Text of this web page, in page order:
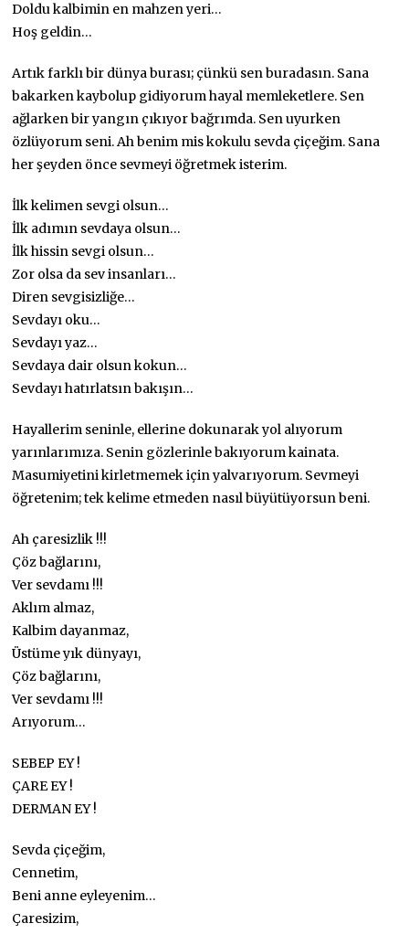
Doldu kalbimin en mahzen yeri…
Hoş geldin…
Artık farklı bir dünya burası; çünkü sen buradasın. Sana
bakarken kaybolup gidiyorum hayal memleketlere. Sen
ağlarken bir yangın çıkıyor bağrımda. Sen uyurken
özlüyorum seni. Ah benim mis kokulu sevda çiçeğim. Sana
her şeyden önce sevmeyi öğretmek isterim.
İlk kelimen sevgi olsun…
İlk adımın sevdaya olsun…
İlk hissin sevgi olsun…
Zor olsa da sev insanları…
Diren sevgisizliğe…
Sevdayı oku…
Sevdayı yaz…
Sevdaya dair olsun kokun…
Sevdayı hatırlatsın bakışın…
Hayallerim seninle, ellerine dokunarak yol alıyorum
yarınlarımıza. Senin gözlerinle bakıyorum kainata.
Masumiyetini kirletmemek için yalvarıyorum. Sevmeyi
öğretenim; tek kelime etmeden nasıl büyütüyorsun beni.
Ah çaresizlik !!!
Çöz bağlarını,
Ver sevdamı !!!
Aklım almaz,
Kalbim dayanmaz,
Üstüme yık dünyayı,
Çöz bağlarını,
Ver sevdamı !!!
Arıyorum…
SEBEP EY !
ÇARE EY !
DERMAN EY !
Sevda çiçeğim,
Cennetim,
Beni anne eyleyenim…
Çaresizim,